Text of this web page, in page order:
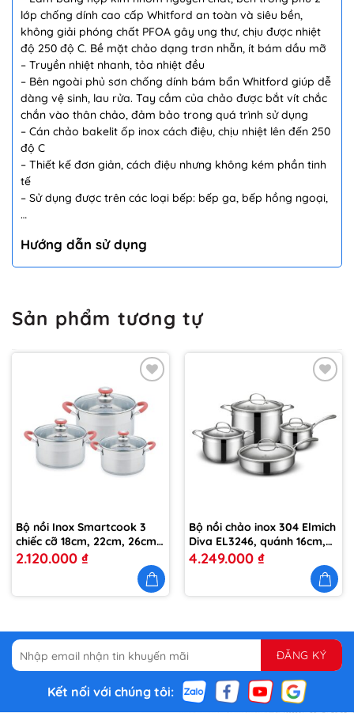
lớp chống dính cao cấp Whitford an toàn và siêu bền,
không giải phóng chất PFOA gây ung thư, chịu được nhiệt
độ 250 độ C. Bề mặt chảo dạng trơn nhẵn, ít bám dầu mỡ
– Truyền nhiệt nhanh, tỏa nhiệt đều
– Bên ngoài phủ sơn chống dính bám bẩn Whitford giúp dễ
dàng vệ sinh, lau rửa. Tay cầm của chảo được bắt vít chắc
chắn vào thân chảo, đảm bảo trong quá trình sử dụng
– Cán chảo bakelit ốp inox cách điệu, chịu nhiệt lên đến 250
độ C
– Thiết kế đơn giản, cách điệu nhưng không kém phần tinh
tế
– Sử dụng được trên các loại bếp: bếp ga, bếp hồng ngoại,
…
Hướng dẫn sử dụng
Sản phẩm tương tự
Thêm
vào
thích
Bộ nồi Inox Smartcook 3
chiếc cỡ 18cm, 22cm, 26cm
EL3336
2.120.000 ₫
vào
yêu
thích
Bộ nồi chảo inox 304 Elmich
Diva EL3246, quánh 16cm,
nồi 20cm, 24cm, chảo 26cm
4.249.000 ₫
Kết nối với chúng tôi: